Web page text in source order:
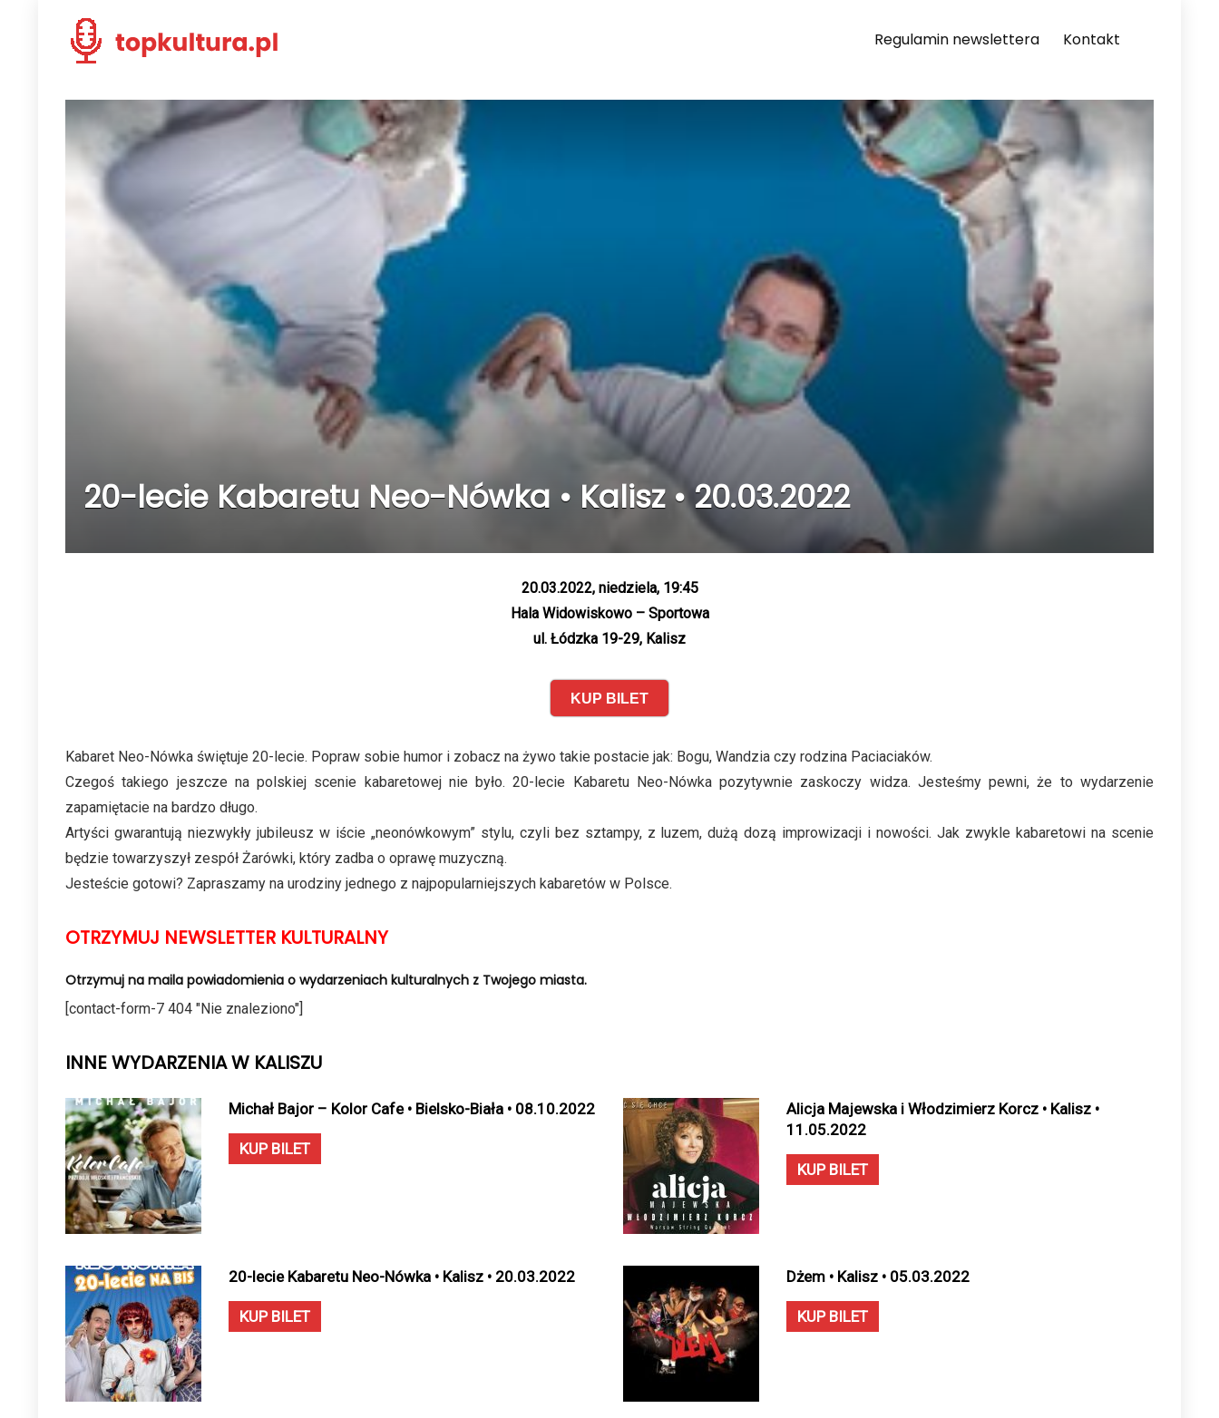
Regulamin newslettera Kontakt
20-lecie Kabaretu Neo-Nówka • Kalisz • 20.03.2022
20.03.2022, niedziela, 19:45
Hala Widowiskowo – Sportowa
ul. Łódzka 19-29, Kalisz
KUP BILET
Kabaret Neo-Nówka świętuje 20-lecie. Popraw sobie humor i zobacz na żywo takie postacie jak: Bogu, Wandzia czy rodzina Paciaciaków.
Czegoś takiego jeszcze na polskiej scenie kabaretowej nie było. 20-lecie Kabaretu Neo-Nówka pozytywnie zaskoczy widza. Jesteśmy pewni, że to wydarzenie
zapamiętacie na bardzo długo.
Artyści gwarantują niezwykły jubileusz w iście „neonówkowym” stylu, czyli bez sztampy, z luzem, dużą dozą improwizacji i nowości. Jak zwykle kabaretowi na scenie
będzie towarzyszył zespół Żarówki, który zadba o oprawę muzyczną.
Jesteście gotowi? Zapraszamy na urodziny jednego z najpopularniejszych kabaretów w Polsce.
OTRZYMUJ NEWSLETTER KULTURALNY
Otrzymuj na maila powiadomienia o wydarzeniach kulturalnych z Twojego miasta.
[contact-form-7 404 "Nie znaleziono"]
INNE WYDARZENIA W KALISZU
Michał Bajor – Kolor Cafe • Bielsko-Biała • 08.10.2022
KUP BILET
Alicja Majewska i Włodzimierz Korcz • Kalisz •
11.05.2022
KUP BILET
20-lecie Kabaretu Neo-Nówka • Kalisz • 20.03.2022
KUP BILET
Dżem • Kalisz • 05.03.2022
KUP BILET